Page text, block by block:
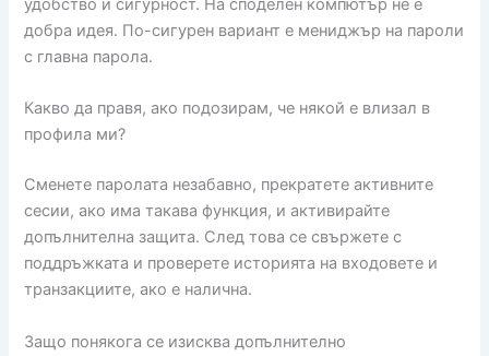
удобство и сигурност. На споделен компютър не е
добра идея. По-сигурен вариант е мениджър на пароли
с главна парола.
Какво да правя, ако подозирам, че някой е влизал в
профила ми?
Сменете паролата незабавно, прекратете активните
сесии, ако има такава функция, и активирайте
допълнителна защита. След това се свържете с
поддръжката и проверете историята на входовете и
транзакциите, ако е налична.
Защо понякога се изисква допълнително